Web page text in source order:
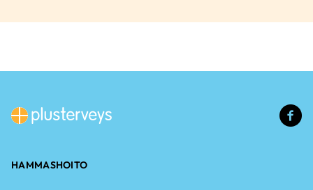
HAMMASHOITO